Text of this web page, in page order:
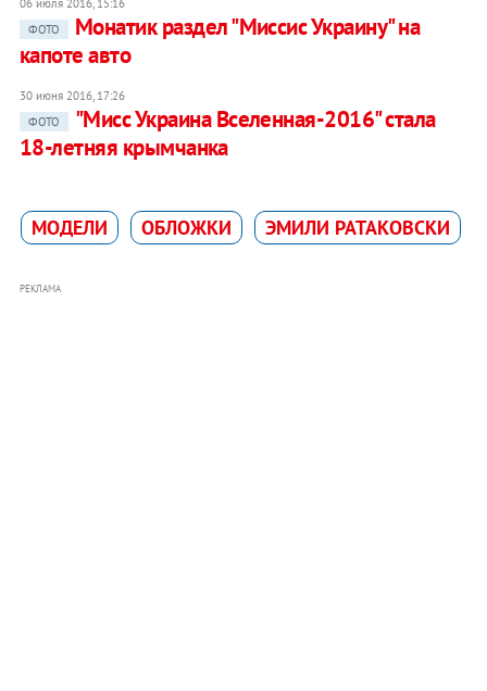
ФОТО
Монатик раздел "Миссис Украину" на
капоте авто
30 июня 2016, 17:26
ФОТО
"Мисс Украина Вселенная-2016" стала
18-летняя крымчанка
МОДЕЛИ ОБЛОЖКИ ЭМИЛИ РАТАКОВСКИ
РЕКЛАМА